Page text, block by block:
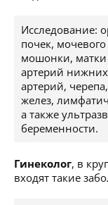
Исследование:
почек,
мошонки, матки
артерий
артерий,
желез,
а также
беременности.
Гинеколог, в
входят такие